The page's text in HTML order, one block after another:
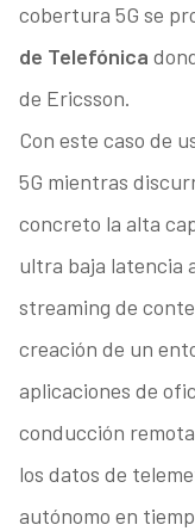
cobertura 5G se
de Telefónica
de Ericsson.
Con este caso de
5G mientras
concreto la alta
ultra baja latencia
streaming de
creación de un
aplicaciones de
conducción
los datos de
autónomo en